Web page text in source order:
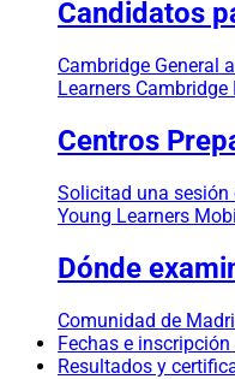
Candidatos
Cambridge General
Learners
Centros
Solicitad una sesión
Young Learners
Dónde
Comunidad de
Fechas e inscripción
Resultados y